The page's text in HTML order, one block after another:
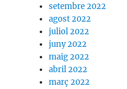
setembre 2022
agost 2022
juliol 2022
juny 2022
maig 2022
abril 2022
març 2022